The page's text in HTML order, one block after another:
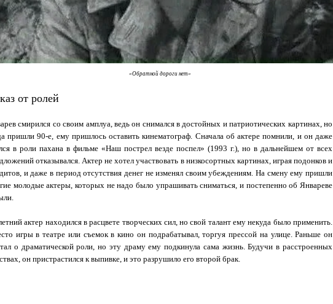
«Обратной дороги нет»
от ролей
смирился со своим амплуа, ведь он снимался в достойных и патриотических картинах, но
пришли 90-е, ему пришлось оставить кинематограф. Сначала об актере помнили, и он даже
в роли пахана в фильме «Наш пострел везде поспел» (1993 г.), но в дальнейшем от всех
отказывался. Актер не хотел участвовать в низкосортных картинах, играя подонков и
и даже в период отсутствия денег не изменял своим убеждениям. На смену ему пришли
молодые актеры, которых не надо было упрашивать сниматься, и постепенно об Январеве
актер находился в расцвете творческих сил, но свой талант ему некуда было применить.
игры в театре или съемок в кино он подрабатывал, торгуя прессой на улице. Раньше он
о драматической роли, но эту драму ему подкинула сама жизнь. Будучи в расстроенных
он пристрастился к выпивке, и это разрушило его второй брак.